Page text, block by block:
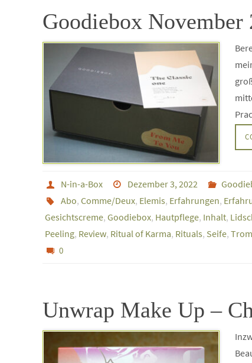
Goodiebox
N-in-a-Box Dezember 3, 2022
Abo, Comme/Deux, Elemis, Erfahrungen,
Gesichtscreme, Goodiebox, Hautpflege, Inhalt,
Peeling, Review, Ritual of Karma, Rituals, Seife,
0
Unwrap Make Up –